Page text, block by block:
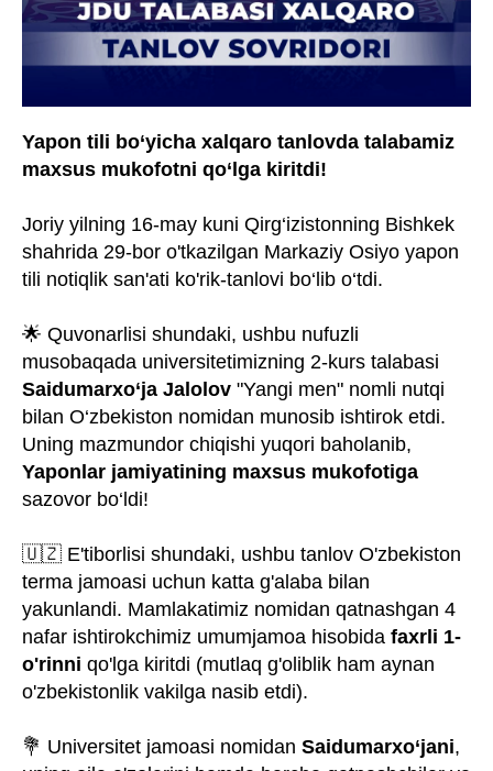
Yapon tili bo‘yicha xalqaro tanlovda talabamiz
maxsus mukofotni qo‘lga kiritdi!
Joriy yilning 16-may kuni Qirg‘izistonning Bishkek
shahrida 29-bor o'tkazilgan Markaziy Osiyo yapon
tili notiqlik san'ati ko'rik-tanlovi bo‘lib o‘tdi.
🌟 Quvonarlisi shundaki, ushbu nufuzli
musobaqada universitetimizning 2-kurs talabasi
Saidumarxo‘ja Jalolov "Yangi men" nomli nutqi
bilan O‘zbekiston nomidan munosib ishtirok etdi.
Uning mazmundor chiqishi yuqori baholanib,
Yaponlar jamiyatining maxsus mukofotiga
sazovor bo‘ldi!
🇺🇿 E'tiborlisi shundaki, ushbu tanlov O'zbekiston
terma jamoasi uchun katta g'alaba bilan
yakunlandi. Mamlakatimiz nomidan qatnashgan 4
nafar ishtirokchimiz umumjamoa hisobida faxrli 1-
o'rinni qo'lga kiritdi (mutlaq g'oliblik ham aynan
o'zbekistonlik vakilga nasib etdi).
💐 Universitet jamoasi nomidan Saidumarxo‘jani,